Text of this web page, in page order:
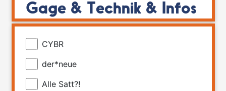
Gage & Technik & Infos
CYBR
der*neue
Alle Satt?!